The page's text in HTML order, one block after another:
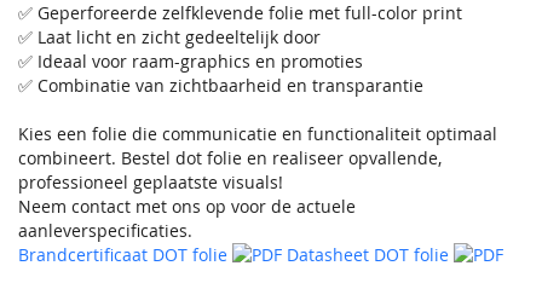
✅ Geperforeerde zelfklevende folie met full-color print
✅ Laat licht en zicht gedeeltelijk door
✅ Ideaal voor raam-graphics en promoties
✅ Combinatie van zichtbaarheid en transparantie
Kies een folie die communicatie en functionaliteit optimaal
combineert. Bestel dot folie en realiseer opvallende,
professioneel geplaatste visuals!
Neem contact met ons op voor de actuele
aanleverspecificaties.
Brandcertificaat DOT folie
Datasheet DOT folie